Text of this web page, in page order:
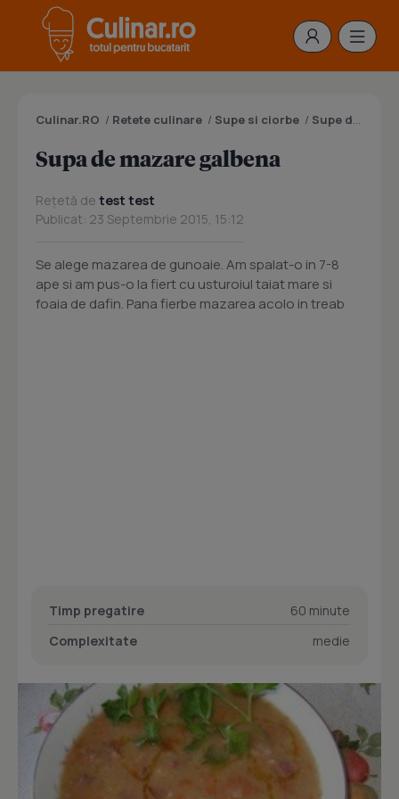
Culinar.RO / Retete culinare / Supe si ciorbe / Supe de legume
Supa de mazare galbena
Rețetă de test test
Publicat: 23 Septembrie 2015, 15:12
Se alege mazarea de gunoaie. Am spalat-o in 7-8
ape si am pus-o la fiert cu usturoiul taiat mare si
foaia de dafin. Pana fierbe mazarea acolo in treab
Timp pregatire
60 minute
Complexitate
medie